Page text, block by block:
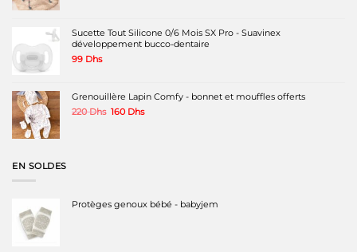
Sucette Tout Silicone 0/6 Mois SX Pro - Suavinex
développement bucco-dentaire
99 Dhs
Grenouillère Lapin Comfy - bonnet et mouffles offerts
220Dhs Le
160 DhsLe
EN SOLDES
Protèges genoux bébé - babyjem